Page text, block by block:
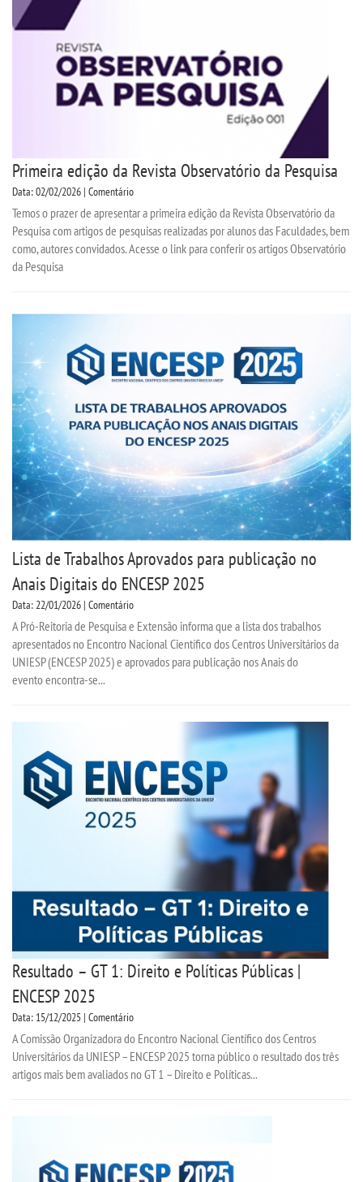
Primeira edição da Revista Observatório da Pesquisa
Data: 02/02/2026 | Comentário
Temos o prazer de apresentar a primeira edição da Revista Observatório da
Pesquisa com artigos de pesquisas realizadas por alunos das Faculdades, bem
como, autores convidados. Acesse o link para conferir os artigos Observatório
da Pesquisa
Lista de Trabalhos Aprovados para publicação no
Anais Digitais do ENCESP 2025
Data: 22/01/2026 | Comentário
A Pró-Reitoria de Pesquisa e Extensão informa que a lista dos trabalhos
apresentados no Encontro Nacional Científico dos Centros Universitários da
UNIESP (ENCESP 2025) e aprovados para publicação nos Anais do
evento encontra-se...
Resultado – GT 1: Direito e Políticas Públicas |
ENCESP 2025
Data: 15/12/2025 | Comentário
A Comissão Organizadora do Encontro Nacional Científico dos Centros
Universitários da UNIESP – ENCESP 2025 torna público o resultado dos três
artigos mais bem avaliados no GT 1 – Direito e Políticas...